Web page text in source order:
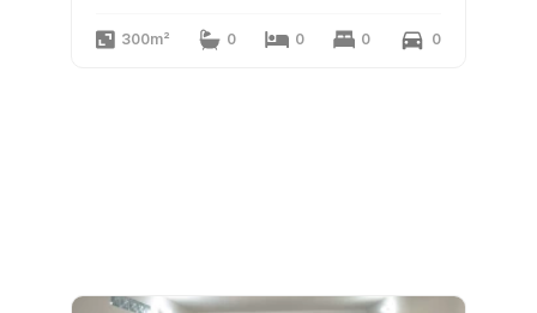
300m² 0 0 0 0